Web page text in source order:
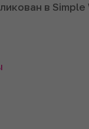
в Simple